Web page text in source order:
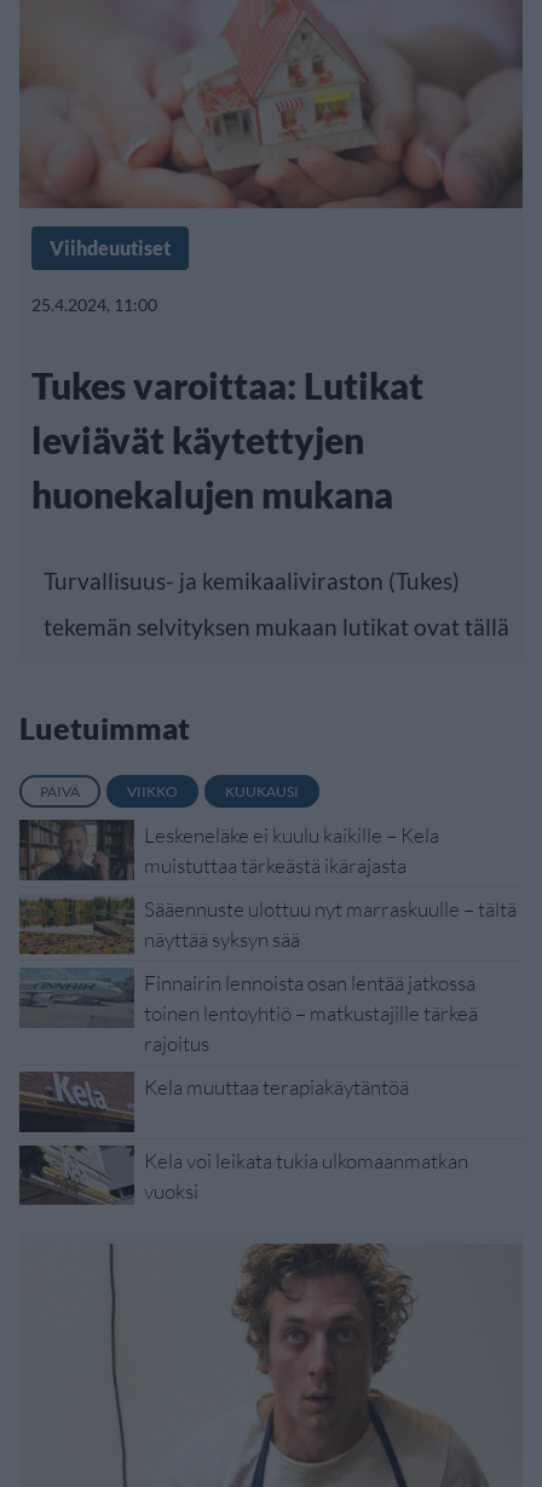
Viihdeuutiset
25.4.2024, 11:00
Tukes varoittaa: Lutikat
leviävät käytettyjen
huonekalujen mukana
Turvallisuus- ja kemikaaliviraston (Tukes)
tekemän selvityksen mukaan lutikat ovat tällä
Luetuimmat
PÄIVÄ VIIKKO KUUKAUSI
Leskeneläke ei kuulu kaikille – Kela
muistuttaa tärkeästä ikärajasta
Sääennuste ulottuu nyt marraskuulle – tältä
näyttää syksyn sää
Finnairin lennoista osan lentää jatkossa
toinen lentoyhtiö – matkustajille tärkeä
rajoitus
Kela muuttaa terapiakäytäntöä
Kela voi leikata tukia ulkomaanmatkan
vuoksi